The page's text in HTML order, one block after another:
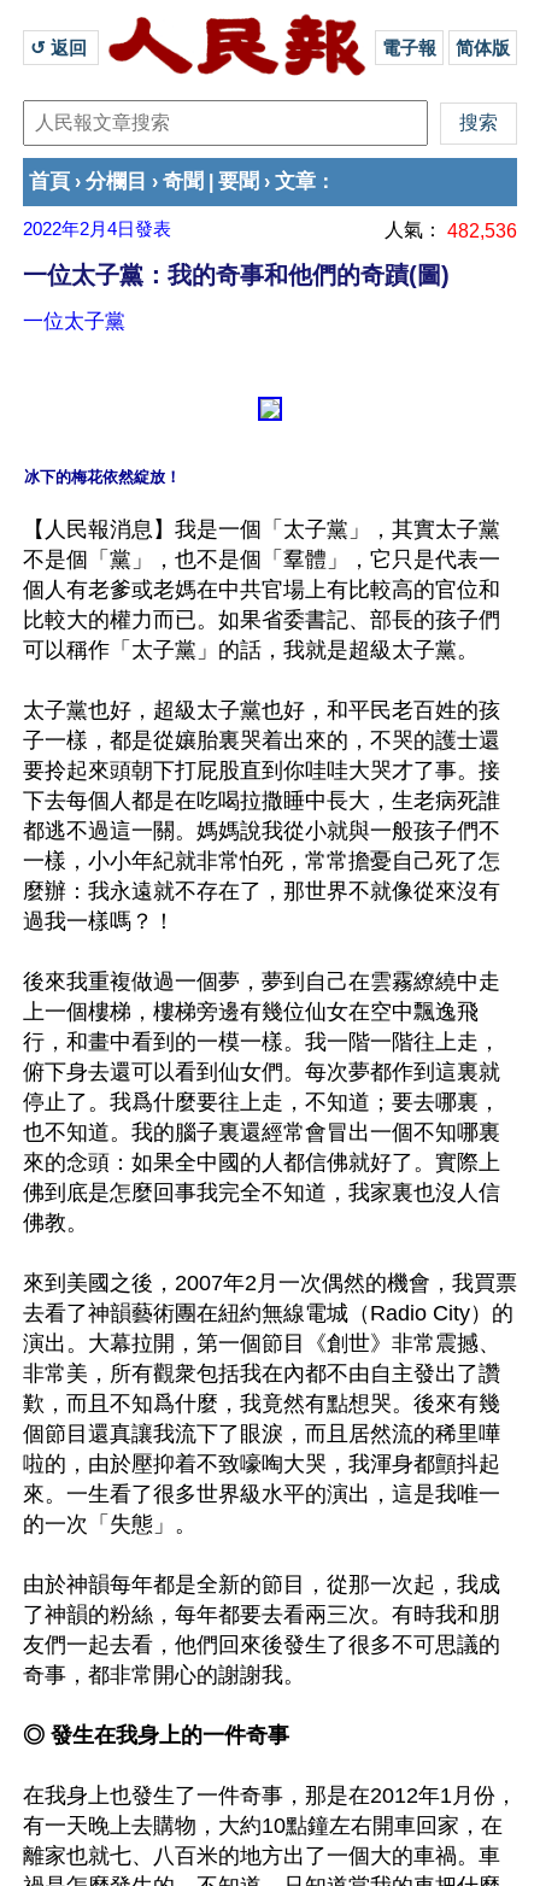
↺ 返回 電子報 简体版
首頁 › 分欄目 › 奇聞 要聞 › 文章 ：
2022年2月4日發表 人氣： 482,536
一位太子黨：我的奇事和他們的奇蹟(圖)
一位太子黨
【人民報消息】我是一個「太子黨」，其實太子黨
不是個「黨」，也不是個「羣體」，它只是代表一
個人有老爹或老媽在中共官場上有比較高的官位和
比較大的權力而已。如果省委書記、部長的孩子們
可以稱作「太子黨」的話，我就是超級太子黨。
太子黨也好，超級太子黨也好，和平民老百姓的孩
子一樣，都是從孃胎裏哭着出來的，不哭的護士還
要拎起來頭朝下打屁股直到你哇哇大哭才了事。接
下去每個人都是在吃喝拉撒睡中長大，生老病死誰
都逃不過這一關。媽媽說我從小就與一般孩子們不
一樣，小小年紀就非常怕死，常常擔憂自己死了怎
麼辦：我永遠就不存在了，那世界不就像從來沒有
過我一樣嗎？！
後來我重複做過一個夢，夢到自己在雲霧繚繞中走
上一個樓梯，樓梯旁邊有幾位仙女在空中飄逸飛
行，和畫中看到的一模一樣。我一階一階往上走，
俯下身去還可以看到仙女們。每次夢都作到這裏就
停止了。我爲什麼要往上走，不知道；要去哪裏，
也不知道。我的腦子裏還經常會冒出一個不知哪裏
來的念頭：如果全中國的人都信佛就好了。實際上
佛到底是怎麼回事我完全不知道，我家裏也沒人信
佛教。
來到美國之後，2007年2月一次偶然的機會，我買票
去看了神韻藝術團在紐約無線電城（Radio City）的
演出。大幕拉開，第一個節目《創世》非常震撼、
非常美，所有觀衆包括我在內都不由自主發出了讚
歎，而且不知爲什麼，我竟然有點想哭。後來有幾
個節目還真讓我流下了眼淚，而且居然流的稀里嘩
啦的，由於壓抑着不致嚎啕大哭，我渾身都顫抖起
來。一生看了很多世界級水平的演出，這是我唯一
的一次「失態」。
由於神韻每年都是全新的節目，從那一次起，我成
了神韻的粉絲，每年都要去看兩三次。有時我和朋
友們一起去看，他們回來後發生了很多不可思議的
奇事，都非常開心的謝謝我。
◎ 發生在我身上的一件奇事
在我身上也發生了一件奇事，那是在2012年1月份，
有一天晚上去購物，大約10點鐘左右開車回家，在
離家也就七、八百米的地方出了一個大的車禍。車